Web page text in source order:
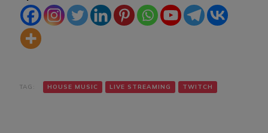
TAG: HOUSE MUSIC LIVE STREAMING TWITCH